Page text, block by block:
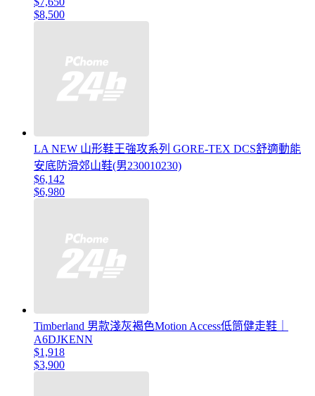
$8,500
LA NEW 山形鞋王強攻系列 GORE-TEX DCS舒適動能
安底防滑郊山鞋(男230010230)
$6,142
$6,980
Timberland 男款淺灰褐色Motion Access低筒健走鞋｜
A6DJKENN
$1,918
$3,900